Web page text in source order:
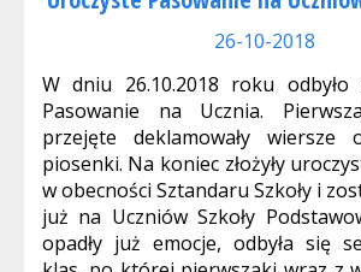
26-10-2018
W dniu 26.10.2018 roku odbyło
Pasowanie na Ucznia.
przejęte deklamowały wiersze
piosenki. Na koniec złożyły
w obecności Sztandaru Szkoły i
już na Uczniów Szkoły
opadły już emocje, odbyła się